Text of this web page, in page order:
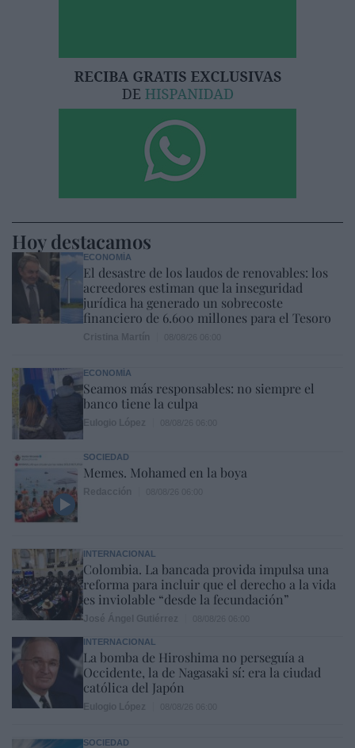
Hoy destacamos
ECONOMÍA
El desastre de los laudos de renovables: los
acreedores estiman que la inseguridad
jurídica ha generado un sobrecoste
financiero de 6.600 millones para el Tesoro
ECONOMÍA
Seamos más responsables: no siempre el
banco tiene la culpa
SOCIEDAD
Memes. Mohamed en la boya
INTERNACIONAL
Colombia. La bancada provida impulsa una
reforma para incluir que el derecho a la vida
es inviolable “desde la fecundación”
INTERNACIONAL
La bomba de Hiroshima no perseguía a
Occidente, la de Nagasaki sí: era la ciudad
católica del Japón
SOCIEDAD